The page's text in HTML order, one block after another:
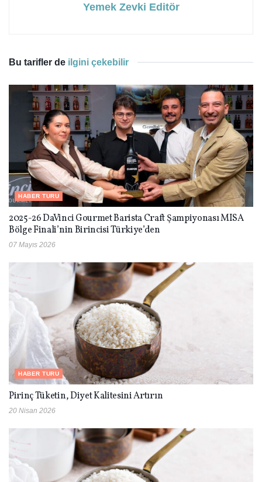
Yemek Zevki Editör
Bu tarifler de ilgini çekebilir
HABER TURU
2025-26 DaVinci Gourmet Barista Craft Şampiyonası MISA
Bölge Finali’nin Birincisi Türkiye’den
07 Mayıs 2026
HABER TURU
Pirinç Tüketin, Diyet Kalitesini Artırın
20 Nisan 2026